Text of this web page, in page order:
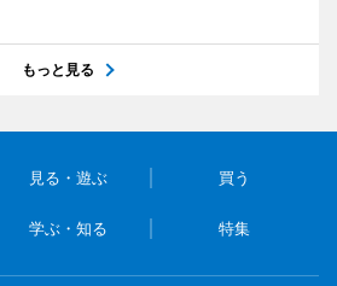
もっと見る
見る・遊ぶ 買う
学ぶ・知る 特集